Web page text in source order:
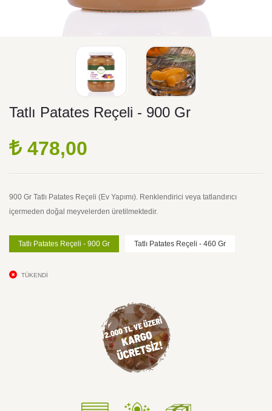
Tatlı Patates Reçeli - 900 Gr
478,00
900 Gr Tatlı Patates Reçeli (Ev Yapımı). Renklendirici veya tatlandırıcı
içermeden doğal meyvelerden üretilmektedir.
Tatlı Patates Reçeli - 900 Gr Tatlı Patates Reçeli - 460 Gr
TÜKENDİ